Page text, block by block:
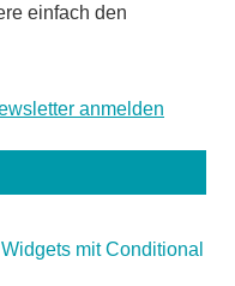
einfach den
mit Conditional